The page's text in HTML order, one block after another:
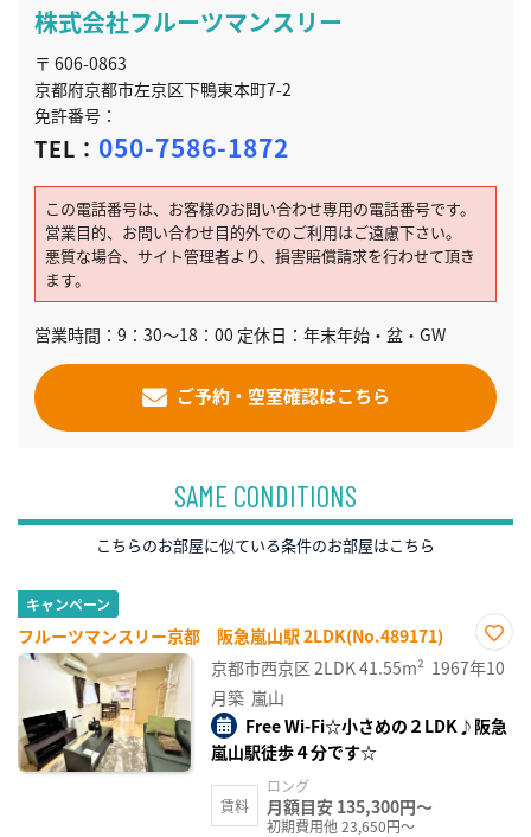
株式会社フルーツマンスリー
〒 606-0863
京都府京都市左京区下鴨東本町7-2
免許番号：
TEL： 050-7586-1872
この電話番号は、お客様のお問い合わせ専用の電話番号です。
営業目的、お問い合わせ目的外でのご利用はご遠慮下さい。
悪質な場合、サイト管理者より、損害賠償請求を行わせて頂き
ます。
営業時間：9：30～18：00 定休日：年末年始・盆・GW
ご予約・空室確認はこちら
SAME CONDITIONS
こちらのお部屋に似ている条件のお部屋はこちら
キャンペーン
フルーツマンスリー京都 阪急嵐山駅 2LDK(No.489171)
お気
に入
京都市西京区 2LDK41.55m² 1967年10
月築 嵐山
Free Wi-Fi☆小さめの２LDK♪阪急
嵐山駅徒歩４分です☆
賃料
ロング
月額目安 135,300円～
初期費用他 23,650円～